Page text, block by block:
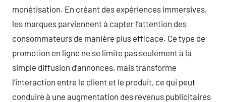
monétisation. En créant des expériences immersives,
les marques parviennent à capter l’attention des
consommateurs de manière plus efficace. Ce type de
promotion en ligne ne se limite pas seulement à la
simple diffusion d’annonces, mais transforme
l’interaction entre le client et le produit, ce qui peut
conduire à une augmentation des revenus publicitaires